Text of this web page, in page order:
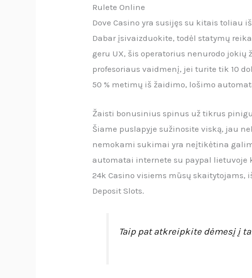
Rulete Online
Dove Casino yra susijęs su kitais
Dabar įsivaizduokite, todėl statymų
geru UX, šis operatorius nenurodo
profesoriaus vaidmenį, jei turite tik 10
50 % metimų iš žaidimo, lošimo
Žaisti bonusinius spinus už tikrus
Šiame puslapyje sužinosite viską, jau
nemokami sukimai yra neįtikėtina
automatai internete su paypal lietuvoje
24k Casino visiems mūsų skaitytojams,
Deposit Slots.
Taip pat atkreipkite dėmesį į